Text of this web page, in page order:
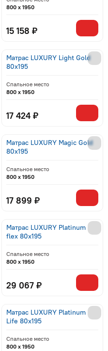
800 x 1950
15 158 ₽
Матрас LUXURY Light Gold
80x195
Спальное место
800 x 1950
17 424 ₽
Матрас LUXURY Magic Gold
80x195
Спальное место
800 x 1950
17 899 ₽
Матрас LUXURY Platinum
flex 80x195
Спальное место
800 x 1950
29 067 ₽
Матрас LUXURY Platinum
Life 80x195
Спальное место
800 x 1950